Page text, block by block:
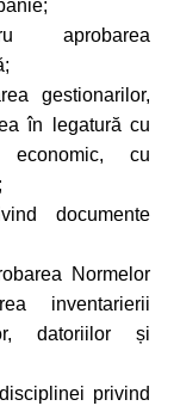
aprobarea
gestionarilor,
în legatură cu
economic, cu
documente
Normelor
inventarierii
datoriilor și
privind